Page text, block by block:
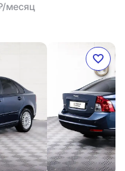
месяц